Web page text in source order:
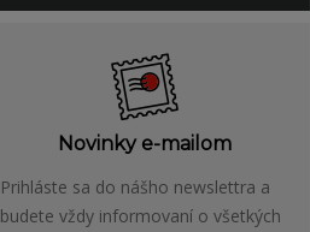
Novinky e-mailom
Prihláste sa do nášho newslettra a
budete vždy informovaní o všetkých